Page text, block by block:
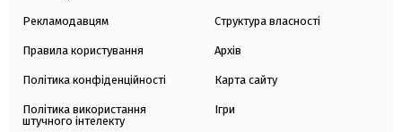
Рекламодавцям
Правила користування
Політика конфіденційності
Політика використання
штучного інтелекту
Структура власності
Архів
Карта сайту
Ігри